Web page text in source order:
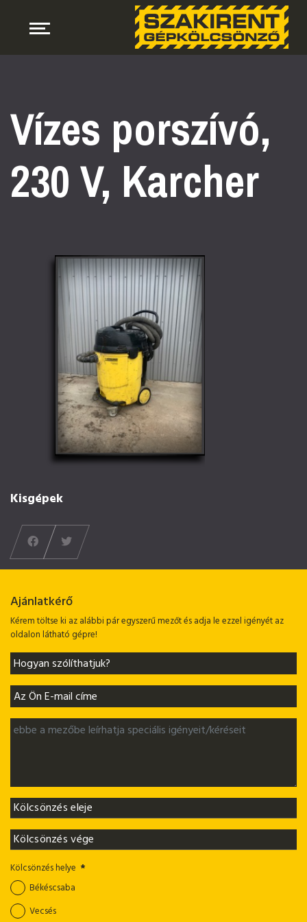
Vízes porszívó,
230 V, Karcher
Kisgépek
Ajánlatkérő
Kérem töltse ki az alábbi pár egyszerű mezőt és adja le ezzel igényét az
oldalon látható gépre!
Kölcsönzés helye *
Békéscsaba
Vecsés